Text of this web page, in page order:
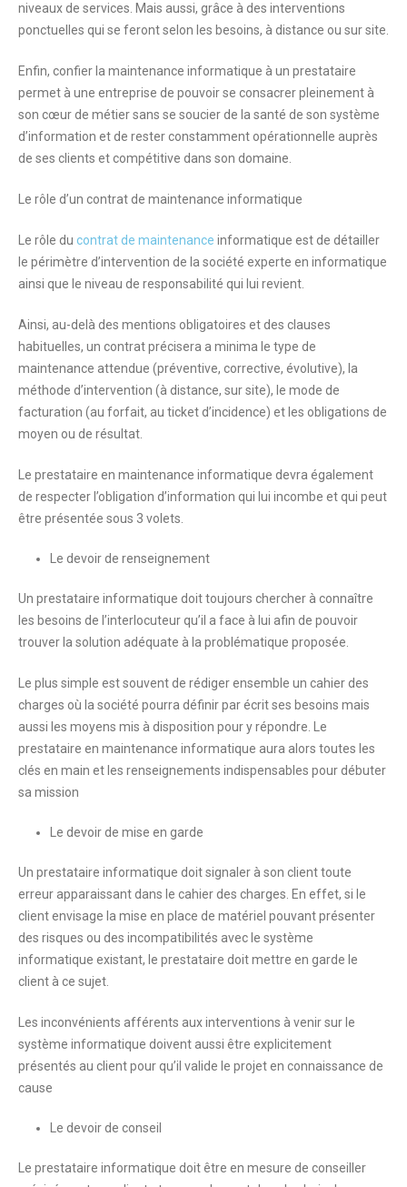
niveaux de services. Mais aussi, grâce à des interventions
ponctuelles qui se feront selon les besoins, à distance ou sur site.
Enfin, confier la maintenance informatique à un prestataire
permet à une entreprise de pouvoir se consacrer pleinement à
son cœur de métier sans se soucier de la santé de son système
d’information et de rester constamment opérationnelle auprès
de ses clients et compétitive dans son domaine.
Le rôle d’un contrat de maintenance informatique
Le rôle du contrat de maintenance informatique est de détailler
le périmètre d’intervention de la société experte en informatique
ainsi que le niveau de responsabilité qui lui revient.
Ainsi, au-delà des mentions obligatoires et des clauses
habituelles, un contrat précisera a minima le type de
maintenance attendue (préventive, corrective, évolutive), la
méthode d’intervention (à distance, sur site), le mode de
facturation (au forfait, au ticket d’incidence) et les obligations de
moyen ou de résultat.
Le prestataire en maintenance informatique devra également
de respecter l’obligation d’information qui lui incombe et qui peut
être présentée sous 3 volets.
Le devoir de renseignement
Un prestataire informatique doit toujours chercher à connaître
les besoins de l’interlocuteur qu’il a face à lui afin de pouvoir
trouver la solution adéquate à la problématique proposée.
Le plus simple est souvent de rédiger ensemble un cahier des
charges où la société pourra définir par écrit ses besoins mais
aussi les moyens mis à disposition pour y répondre. Le
prestataire en maintenance informatique aura alors toutes les
clés en main et les renseignements indispensables pour débuter
sa mission
Le devoir de mise en garde
Un prestataire informatique doit signaler à son client toute
erreur apparaissant dans le cahier des charges. En effet, si le
client envisage la mise en place de matériel pouvant présenter
des risques ou des incompatibilités avec le système
informatique existant, le prestataire doit mettre en garde le
client à ce sujet.
Les inconvénients afférents aux interventions à venir sur le
système informatique doivent aussi être explicitement
présentés au client pour qu’il valide le projet en connaissance de
cause
Le devoir de conseil
Le prestataire informatique doit être en mesure de conseiller